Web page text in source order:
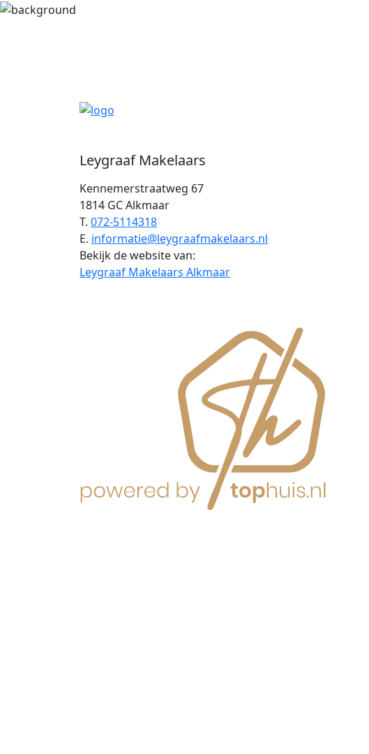
Leygraaf Makelaars
Kennemerstraatweg 67
1814 GC Alkmaar
T. 072-5114318
E. informatie@leygraafmakelaars.nl
Bekijk de website van:
Leygraaf Makelaars Alkmaar